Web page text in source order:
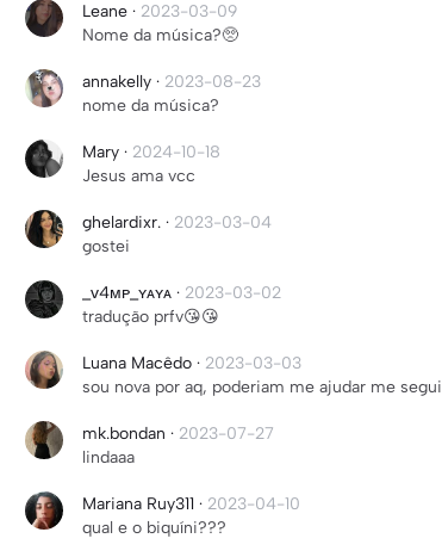
Leane · 2023-03-09
Nome da música?🥺
annakelly · 2023-08-23
nome da música?
Mary · 2024-10-18
Jesus ama vcc
ghelardixr. · 2023-03-04
gostei
_ᴠ4ᴍᴘ_ʏᴀʏᴀ · 2023-03-02
tradução prfv😘😘
Luana Macêdo · 2023-03-03
sou nova por aq, poderiam me ajudar me
mk.bondan · 2023-07-27
lindaaa
Mariana Ruy311 · 2023-04-10
qual e o biquíni???